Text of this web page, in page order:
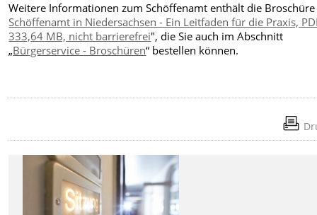
Weitere Informationen zum Schöffenamt enthält die Broschüre
Schöffenamt in Niedersachsen - Ein Leitfaden für die Praxis,
333,64 MB, nicht barrierefrei", die Sie auch im Abschnitt
„Bürgerservice - Broschüren“ bestellen können.